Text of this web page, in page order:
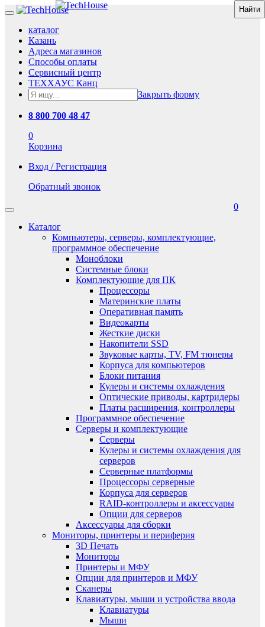
каталог
Казань
Адреса магазинов
Способы оплаты
Сервисный центр
ТЕХХАУС Канц
Закрыть форму
8 800 700 48 47
0
Корзина
Вход / Регистрация
Обратный звонок
0
Каталог
Компьютеры, серверы, комплектующие,
программное обеспечение
Моноблоки
Системные блоки
Комплектующие для ПК
Процессоры
Материнские платы
Оперативная память
Видеокарты
Жесткие диски
Накопители SSD
Звуковые карты, TV, FM тюнеры
Корпуса для компьютеров
Блоки питания
Кулеры и системы охлаждения
Оптические приводы, картридеры
Платы расширения, контроллеры
Программное обеспечение
Серверы и комплектующие
Серверы
Кулеры и системы охлаждения для
серверов
Серверные платформы
Процессоры серверные
Корпуса для серверов
RAID-контроллеры и аксессуары
Опции для серверов
Аксессуары для сборки
Мониторы, принтеры и периферия
3D Печать
Мониторы
Принтеры и МФУ
Опции для принтеров и МФУ
Сканеры
Клавиатуры, мыши и устройства ввода
Клавиатуры
Мыши